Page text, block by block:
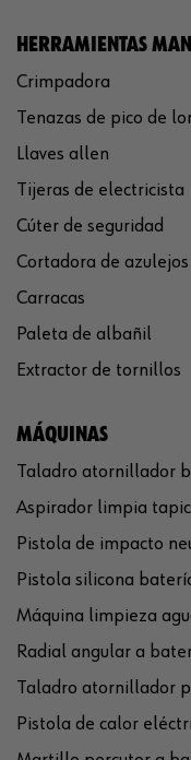
HERRAMIENTAS
Crimpadora
Tenazas de pico de
Llaves allen
Tijeras de electricista
Cúter de seguridad
Cortadora de azulejos
Carracas
Paleta de albañil
Extractor de tornillos
MÁQUINAS
Taladro atornillador
Aspirador limpia
Pistola de impacto
Pistola silicona
Máquina limpieza
Radial angular a
Taladro atornillador
Pistola de calor